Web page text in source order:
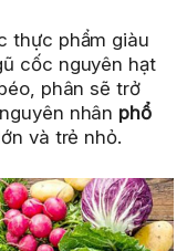
thực phẩm giàu
cốc nguyên hạt
phân sẽ trở
nhân phổ
và trẻ nhỏ.